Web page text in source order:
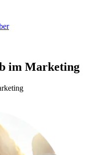
im Marketing